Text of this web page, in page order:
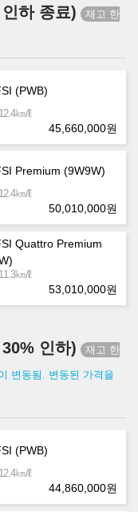
하 종료)
(PWB)
㎞/ℓ
45,660,000원
Premium (9W9W)
㎞/ℓ
50,010,000원
Quattro Premium
㎞/ℓ
53,010,000원
인하)
변동됨. 변동된 가격을
(PWB)
㎞/ℓ
44,860,000원